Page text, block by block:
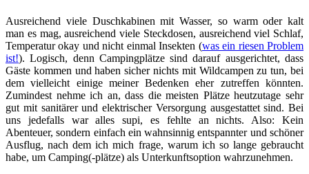
Ausreichend viele Duschkabinen mit Wasser, so warm oder kalt
man es mag, ausreichend viele Steckdosen, ausreichend viel Schlaf,
Temperatur okay und nicht einmal Insekten (was ein riesen Problem
ist!). Logisch, denn Campingplätze sind darauf ausgerichtet, dass
Gäste kommen und haben sicher nichts mit Wildcampen zu tun, bei
dem vielleicht einige meiner Bedenken eher zutreffen könnten.
Zumindest nehme ich an, dass die meisten Plätze heutzutage sehr
gut mit sanitärer und elektrischer Versorgung ausgestattet sind. Bei
uns jedefalls war alles supi, es fehlte an nichts. Also: Kein
Abenteuer, sondern einfach ein wahnsinnig entspannter und schöner
Ausflug, nach dem ich mich frage, warum ich so lange gebraucht
habe, um Camping(-plätze) als Unterkunftsoption wahrzunehmen.